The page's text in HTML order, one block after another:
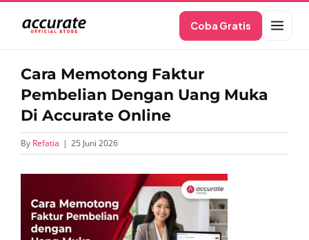
content
Coba Gratis
Cara Memotong Faktur
Pembelian Dengan Uang Muka
Di Accurate Online
By Refatia | 25 Juni 2026